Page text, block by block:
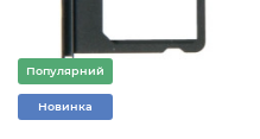
Популярний
Новинка